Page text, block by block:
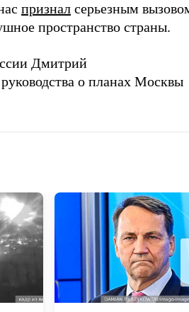
признал серьезным
пространство страны.
Дмитрий
о планах Москвы